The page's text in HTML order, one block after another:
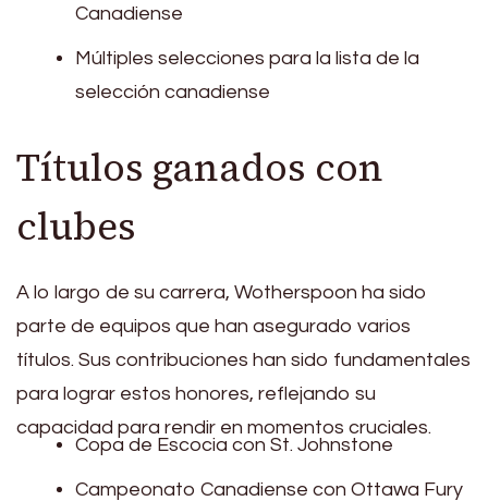
Canadiense
Múltiples selecciones para la lista de la
selección canadiense
Títulos ganados con
clubes
A lo largo de su carrera, Wotherspoon ha sido
parte de equipos que han asegurado varios
títulos. Sus contribuciones han sido fundamentales
para lograr estos honores, reflejando su
capacidad para rendir en momentos cruciales.
Copa de Escocia con St. Johnstone
Campeonato Canadiense con Ottawa Fury